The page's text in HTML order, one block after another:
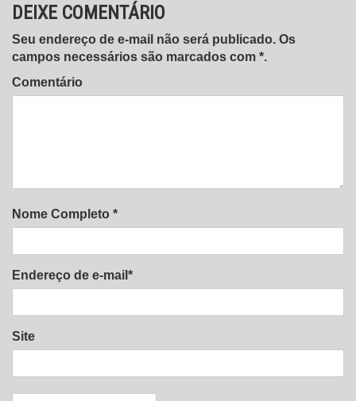
DEIXE COMENTÁRIO
Seu endereço de e-mail não será publicado. Os
campos necessários são marcados com *.
Comentário
Nome Completo *
Endereço de e-mail*
Site